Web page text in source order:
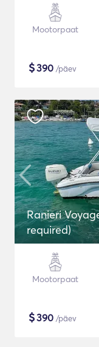
Mootorpaat
$390 /päev
Ranieri
required)
Mootorpaat
$390 /päev